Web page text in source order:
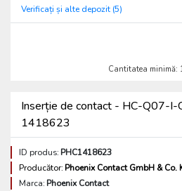
Verificați și alte depozit (5)
Cantitatea minimă:
Inserție de contact - HC-Q07-I-
1418623
ID produs:PHC1418623
Producător:Phoenix Contact GmbH & Co.
Marca:Phoenix Contact